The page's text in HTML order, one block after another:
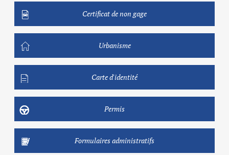
Certificat de non gage
Urbanisme
Carte d'identité
Permis
Formulaires administratifs